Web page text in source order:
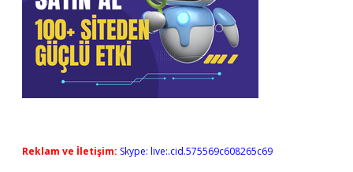
Reklam ve İletişim: Skype: live:.cid.575569c608265c69